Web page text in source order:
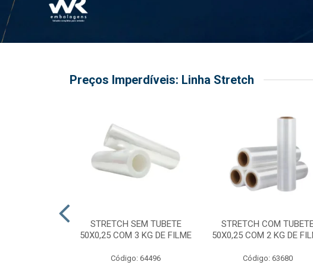
Preços Imperdíveis: Linha Stretch
STRETCH SEM TUBETE
50X0,25 COM 3 KG DE FILME
Código: 64496
STRETCH COM
50X0,25 COM 2 KG DE
Código: 63680